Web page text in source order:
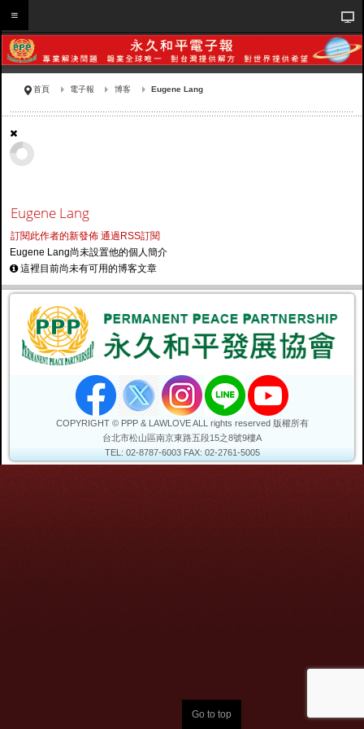
首頁 電子報 博客 Eugene Lang
Eugene Lang
訂閱此作者的新發佈 通過RSS訂閱
Eugene Lang尚未設置他的個人簡介
這裡目前尚未有可用的博客文章
COPYRIGHT © PPP & LAWLOVE ALL rights reserved 版權所有
台北市松山區南京東路五段15之8號9樓A
TEL: 02-8787-6003FAX: 02-2761-5005
Go to top